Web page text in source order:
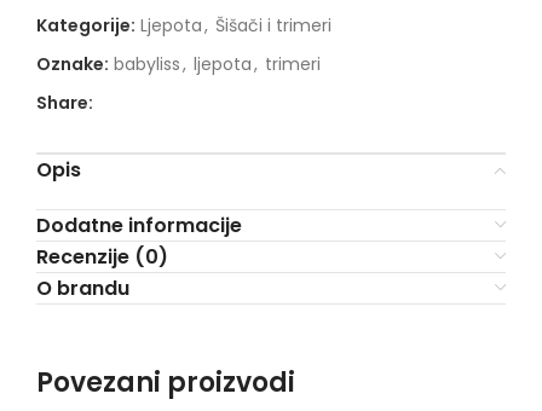
Kategorije: Ljepota, Šišači i trimeri
Oznake: babyliss, ljepota, trimeri
Share:
Opis
Dodatne informacije
Recenzije (0)
O brandu
Povezani proizvodi